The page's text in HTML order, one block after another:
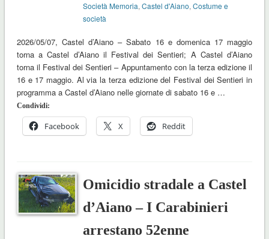
Società Memoria,Castel d'Aiano,Costume e
società
2026/05/07, Castel d’Aiano – Sabato 16 e domenica 17 maggio
torna a Castel d’Aiano il Festival dei Sentieri; A Castel d’Aiano
torna il Festival dei Sentieri – Appuntamento con la terza edizione il
16 e 17 maggio. Al via la terza edizione del Festival dei Sentieri in
programma a Castel d’Aiano nelle giornate di sabato 16 e …
Condividi:
Facebook X Reddit
Omicidio stradale a Castel
d’Aiano – I Carabinieri
arrestano 52enne